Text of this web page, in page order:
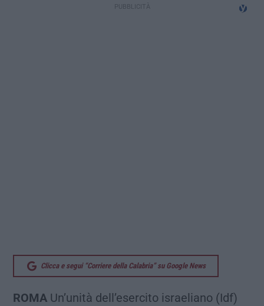
Clicca e segui “Corriere della Calabria” su Google News
ROMA Un’unità dell’esercito israeliano (Idf)